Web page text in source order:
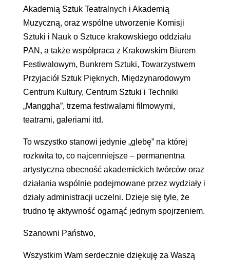
Akademią Sztuk Teatralnych i Akademią
Muzyczną, oraz wspólne utworzenie Komisji
Sztuki i Nauk o Sztuce krakowskiego oddziału
PAN, a także współpraca z Krakowskim Biurem
Festiwalowym, Bunkrem Sztuki, Towarzystwem
Przyjaciół Sztuk Pięknych, Międzynarodowym
Centrum Kultury, Centrum Sztuki i Techniki
„Manggha”, trzema festiwalami filmowymi,
teatrami, galeriami itd.
To wszystko stanowi jedynie „glebę” na której
rozkwita to, co najcenniejsze – permanentna
artystyczna obecność akademickich twórców oraz
działania wspólnie podejmowane przez wydziały i
działy administracji uczelni. Dzieje się tyle, że
trudno tę aktywność ogarnąć jednym spojrzeniem.
Szanowni Państwo,
Wszystkim Wam serdecznie dziękuję za Waszą